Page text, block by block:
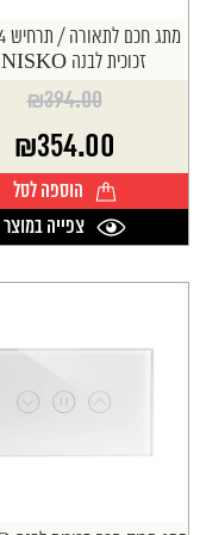
זכוכית לבנה NISKO....
₪394.00
המקורי
היה:
₪394.00.
₪354.00
המחיר
הנוכחי
הוא:
₪354.00.
הוספה לסל
צפייה במוצר